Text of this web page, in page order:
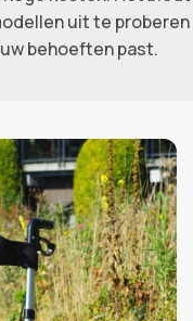
uit te proberen
behoeften past.